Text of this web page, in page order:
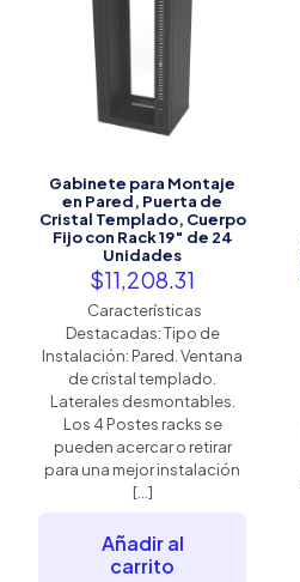
Gabinete para Montaje
en Pared, Puerta de
Cristal Templado, Cuerpo
Fijo con Rack 19″ de 24
Unidades
$11,208.31
Características
Destacadas: Tipo de
Instalación: Pared. Ventana
de cristal templado.
Laterales desmontables.
Los 4 Postes racks se
pueden acercar o retirar
para una mejor instalación
[…]
Añadir al
carrito